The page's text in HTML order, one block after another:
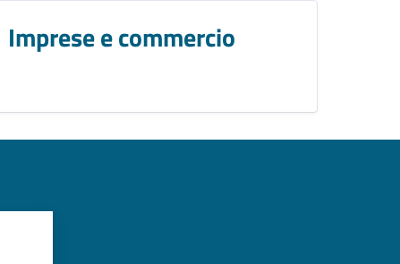
Imprese e commercio